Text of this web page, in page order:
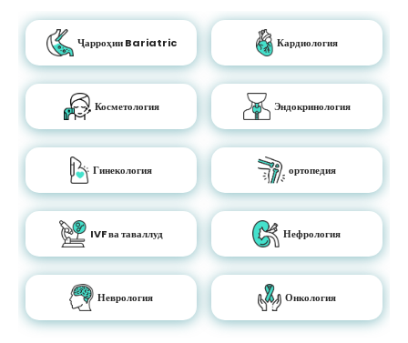
Ҷарроҳии Bariatric Кардиология
Косметология Эндокринология
Гинекология ортопедия
IVF ва таваллуд Нефрология
Неврология Онкология